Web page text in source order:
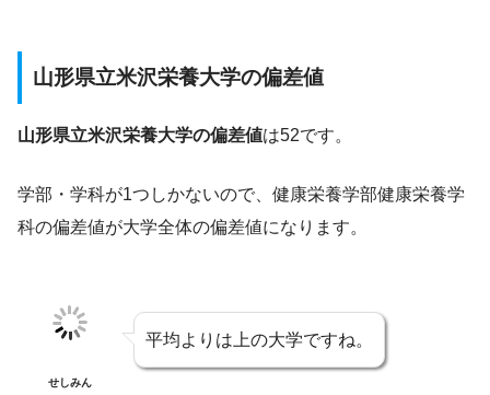
山形県立米沢栄養大学の偏差値
山形県立米沢栄養大学の偏差値は52です。
学部・学科が1つしかないので、健康栄養学部健康栄養学
科の偏差値が大学全体の偏差値になります。
せしみん
平均よりは上の大学ですね。